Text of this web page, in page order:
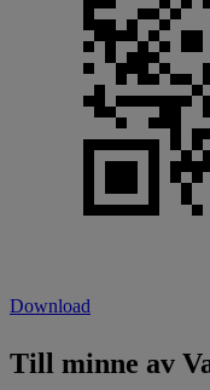
Download
Till minne av